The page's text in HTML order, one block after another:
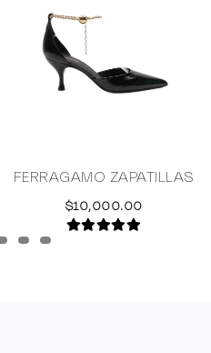
FERRAGAMO ZAPATILLAS
$10,000.00